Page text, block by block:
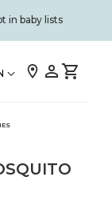
in baby lists